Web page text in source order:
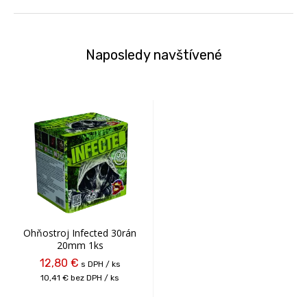
Naposledy navštívené
Ohňostroj Infected 30rán
20mm 1ks
12,80 € s DPH / ks
10,41 € bez DPH / ks